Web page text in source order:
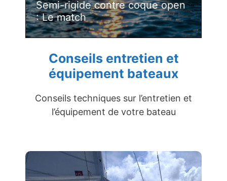
Semi-rigide contre coque open
: Le match
Conseils entretien et
équipement bateaux
Conseils techniques sur l’entretien et
l’équipement de votre bateau